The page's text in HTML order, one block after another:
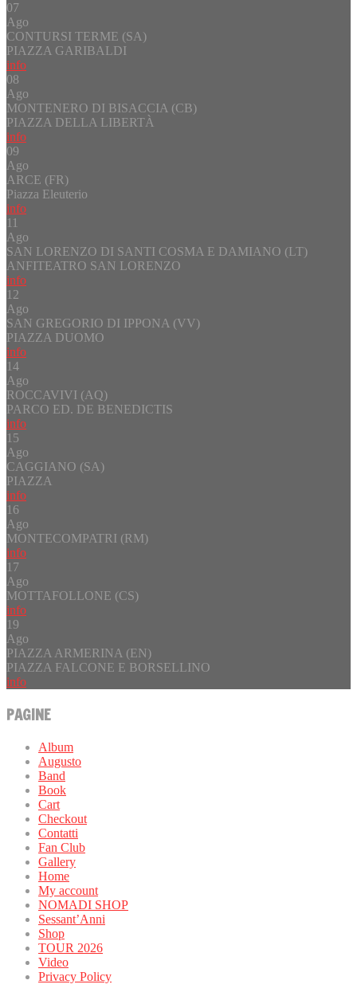
07
Ago
CONTURSI TERME (SA)
PIAZZA GARIBALDI
info
08
Ago
MONTENERO DI BISACCIA (CB)
PIAZZA DELLA LIBERTÀ
info
09
Ago
ARCE (FR)
Piazza Eleuterio
info
11
Ago
SAN LORENZO DI SANTI COSMA E DAMIANO (LT)
ANFITEATRO SAN LORENZO
info
12
Ago
SAN GREGORIO DI IPPONA (VV)
PIAZZA DUOMO
info
14
Ago
ROCCAVIVI (AQ)
PARCO ED. DE BENEDICTIS
info
15
Ago
CAGGIANO (SA)
PIAZZA
info
16
Ago
MONTECOMPATRI (RM)
info
17
Ago
MOTTAFOLLONE (CS)
info
19
Ago
PIAZZA ARMERINA (EN)
PIAZZA FALCONE E BORSELLINO
info
PAGINE
Album
Augusto
Band
Book
Cart
Checkout
Contatti
Fan Club
Gallery
Home
My account
NOMADI SHOP
Sessant’Anni
Shop
TOUR 2026
Video
Privacy Policy